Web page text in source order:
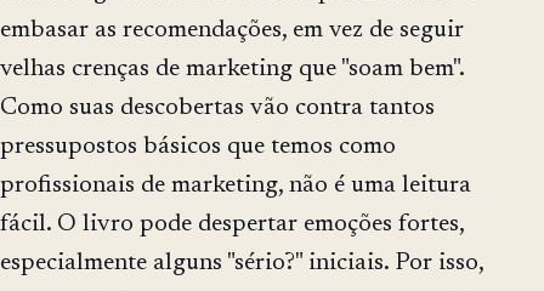
embasar as recomendações, em vez de seguir
velhas crenças de marketing que "soam bem".
Como suas descobertas vão contra tantos
pressupostos básicos que temos como
profissionais de marketing, não é uma leitura
fácil. O livro pode despertar emoções fortes,
especialmente alguns "sério?" iniciais. Por isso,